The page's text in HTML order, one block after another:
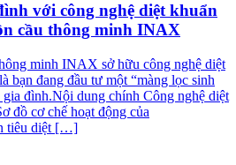
với công nghệ diệt khuẩn
cầu thông minh INAX
minh INAX sở hữu công nghệ diệt
bạn đang đầu tư một “màng lọc sinh
đình.Nội dung chính Công nghệ diệt
đồ cơ chế hoạt động của
tiêu diệt […]